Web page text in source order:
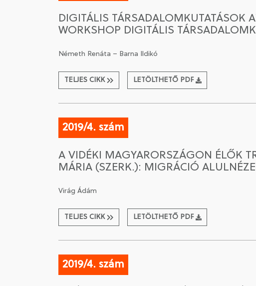
DIGITÁLIS TÁRSADALOMKUTATÁSOK
WORKSHOP DIGITÁLIS
Németh Renáta – Barna Ildikó
TELJES CIKK LETÖLTHETŐ PDF
2019/4. szám
A VIDÉKI MAGYARORSZÁGON ÉLŐK
MÁRIA (SZERK.): MIGRÁCIÓ
Virág Ádám
TELJES CIKK LETÖLTHETŐ PDF
2019/4. szám